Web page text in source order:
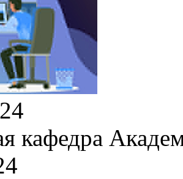
кафедра